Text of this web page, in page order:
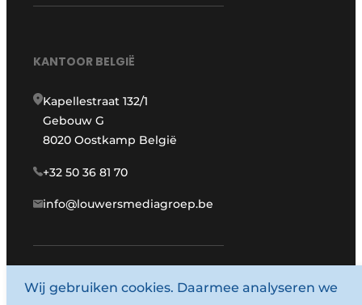
KANTOOR BELGIË
Kapellestraat 132/1
Gebouw G
8020 Oostkamp België
+32 50 36 81 70
info@louwersmediagroep.be
www.louwersmediagroep.com
Wij gebruiken cookies. Daarmee analyseren we